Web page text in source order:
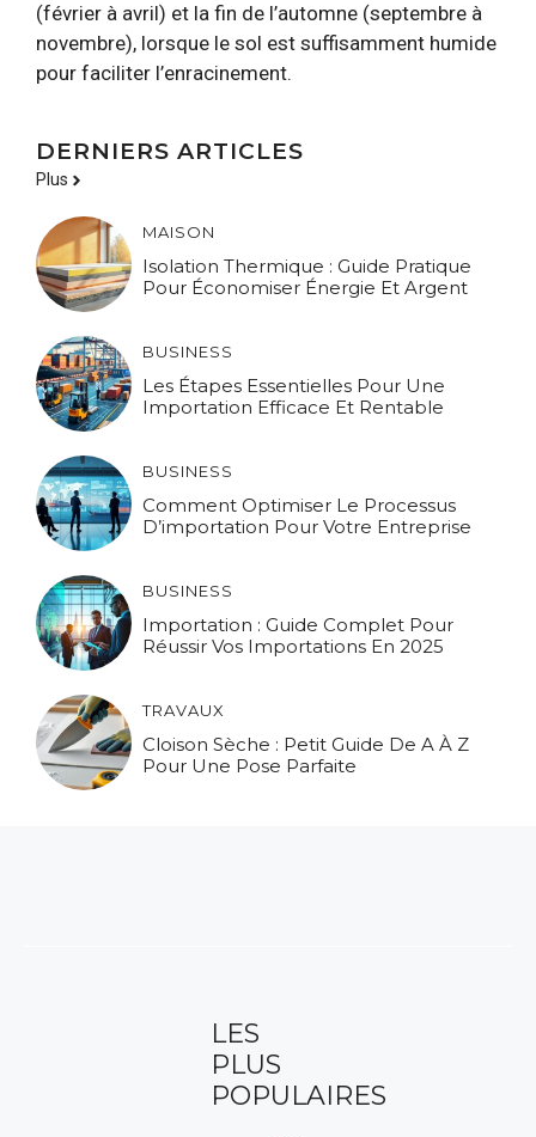
(février à avril) et la fin de l’automne (septembre à
novembre), lorsque le sol est suffisamment humide
pour faciliter l’enracinement.
DERNIERS ARTICLES
Plus
MAISON
Isolation Thermique : Guide Pratique
Pour Économiser Énergie Et Argent
BUSINESS
Les Étapes Essentielles Pour Une
Importation Efficace Et Rentable
BUSINESS
Comment Optimiser Le Processus
D’importation Pour Votre Entreprise
BUSINESS
Importation : Guide Complet Pour
Réussir Vos Importations En 2025
TRAVAUX
Cloison Sèche : Petit Guide De A À Z
Pour Une Pose Parfaite
LES
PLUS
POPULAIRES